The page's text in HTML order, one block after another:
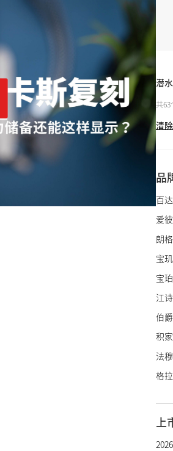
潜水
共63
清
品
百
爱彼
朗格
宝玑
宝珀
江
伯爵
积家
法
格
亨
上